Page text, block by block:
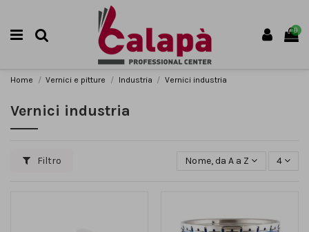
0
Home Vernici e pitture Industria Vernici industria
Vernici industria
Filtro Nome, da A a Z 4